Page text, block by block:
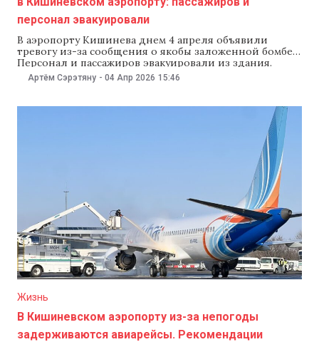
персонал эвакуировали
В аэропорту Кишинева днем 4 апреля объявили
тревогу из-за сообщения о якобы заложенной бомбе.
Персонал и пассажиров эвакуировали из здания.
Пограничная полиция сообщила, что процедуру
регистрации пассажиров временно приостановили, а
проводят проверку. «Просим отнестись с пониманием
дополнительной информацией позже», — сообщили
Артём Сэрэтяну - 04 Апр 2026 15:46
Жизнь
В Кишиневском аэропорту из-за непогоды
задерживаются авиарейсы. Рекомендации